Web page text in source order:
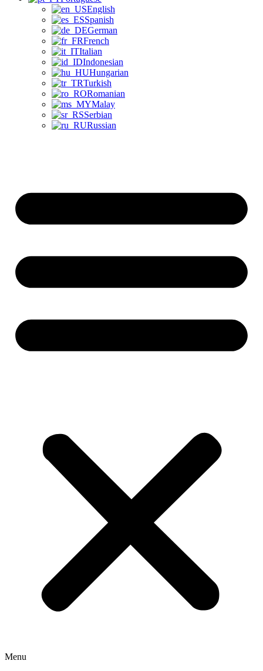
English
Spanish
German
French
Italian
Indonesian
Hungarian
Turkish
Romanian
Malay
Serbian
Russian
Menu